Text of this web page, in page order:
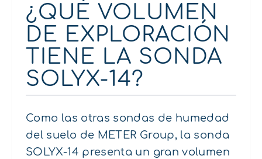
¿QUÉ VOLUMEN
DE EXPLORACIÓN
TIENE LA SONDA
SOLYX-14?
Como las otras sondas de humedad
del suelo de METER Group, la sonda
SOLYX-14 presenta un gran volumen